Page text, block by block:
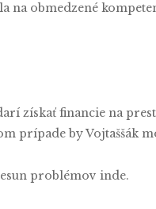
na obmedzené
získať financie na
prípade by Vojtaššák
problémov inde.